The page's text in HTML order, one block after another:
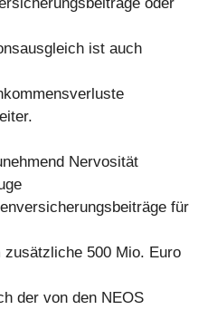
ist auch
Nervosität
für
500 Mio. Euro
der von den NEOS